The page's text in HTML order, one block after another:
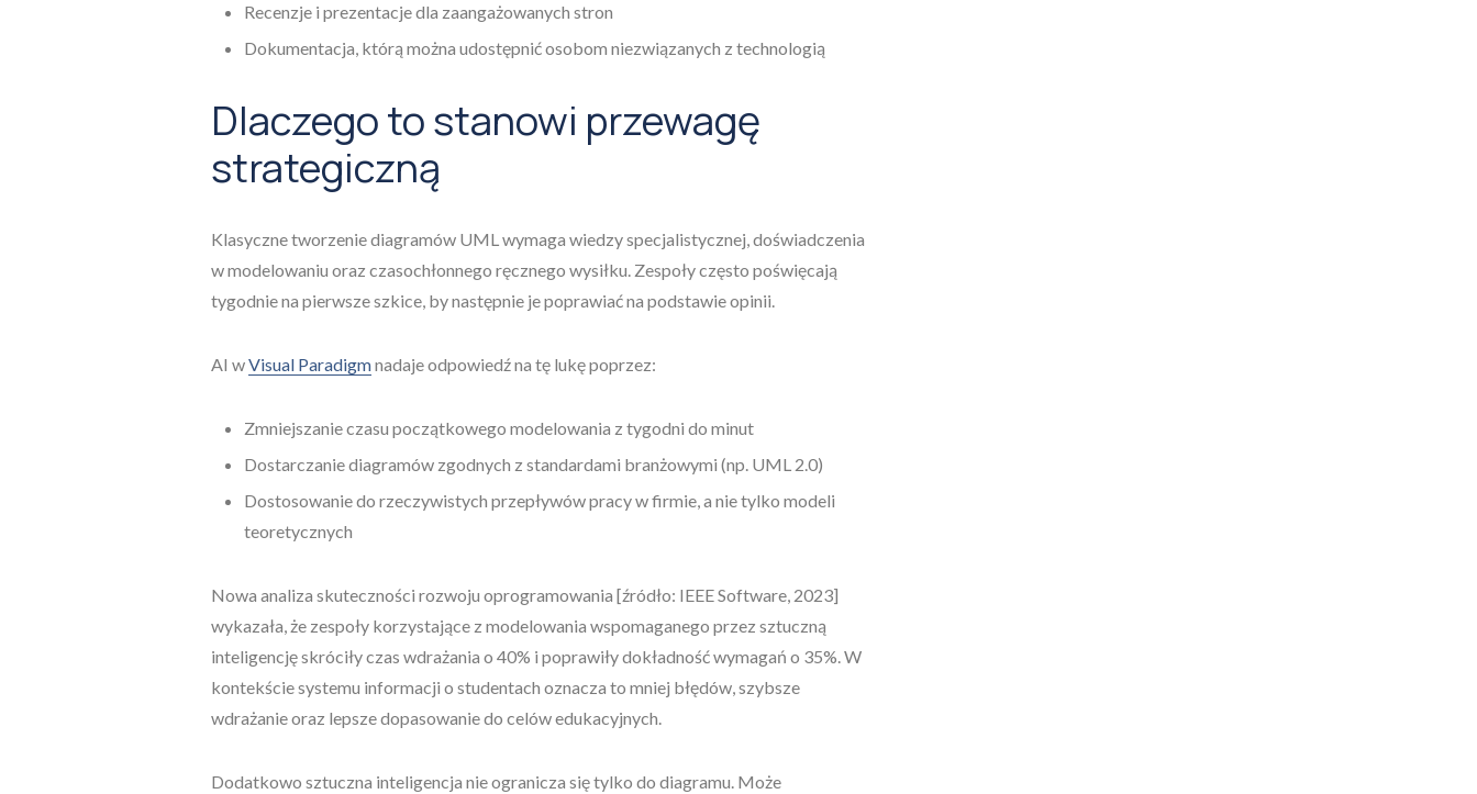
Recenzje i prezentacje dla zaangażowanych stron
Dokumentacja, którą można udostępnić osobom niezwiązanych z technologią
Dlaczego to stanowi przewagę
strategiczną
Klasyczne tworzenie diagramów UML wymaga wiedzy specjalistycznej, doświadczenia
w modelowaniu oraz czasochłonnego ręcznego wysiłku. Zespoły często poświęcają
tygodnie na pierwsze szkice, by następnie je poprawiać na podstawie opinii.
AI wVisual Paradigmnadaje odpowiedź na tę lukę poprzez:
Zmniejszanie czasu początkowego modelowania z tygodni do minut
Dostarczanie diagramów zgodnych z standardami branżowymi (np. UML 2.0)
Dostosowanie do rzeczywistych przepływów pracy w firmie, a nie tylko modeli
teoretycznych
Nowa analiza skuteczności rozwoju oprogramowania [źródło: IEEE Software, 2023]
wykazała, że zespoły korzystające z modelowania wspomaganego przez sztuczną
inteligencję skróciły czas wdrażania o 40% i poprawiły dokładność wymagań o 35%. W
kontekście systemu informacji o studentach oznacza to mniej błędów, szybsze
wdrażanie oraz lepsze dopasowanie do celów edukacyjnych.
Dodatkowo sztuczna inteligencja nie ogranicza się tylko do diagramu. Może